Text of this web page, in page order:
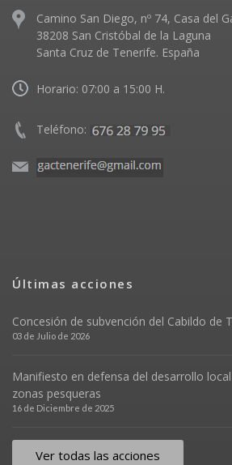
Camino San Diego, nº 74, Casa del
38208 San Cristóbal de la Laguna
Santa Cruz de Tenerife. España
Horario: 07:00 a 15:00 H.
Teléfono:
Últimas acciones
Concesión de subvención del Cabildo de
03 de Julio de 2026
Manifiesto en defensa del desarrollo
zonas pesqueras
16 de Diciembre de 2025
Ver todas las acciones